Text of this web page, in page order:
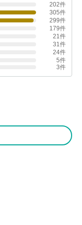
202件
305件
299件
179件
21件
31件
24件
5件
3件